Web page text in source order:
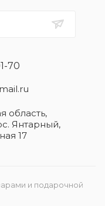
70
область​,
Янтарный,
17
и подарочной